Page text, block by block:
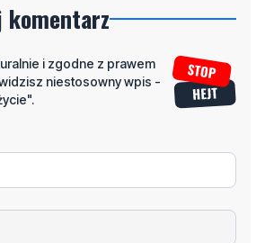
komentarz
i zgodne z prawem
niestosowny wpis -